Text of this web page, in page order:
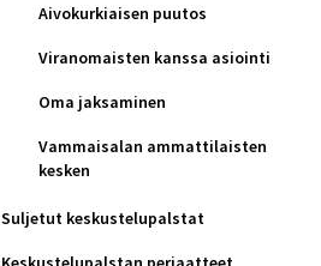
Aivokurkiaisen puutos
Viranomaisten kanssa asiointi
Oma jaksaminen
Vammaisalan ammattilaisten
kesken
Suljetut keskustelupalstat